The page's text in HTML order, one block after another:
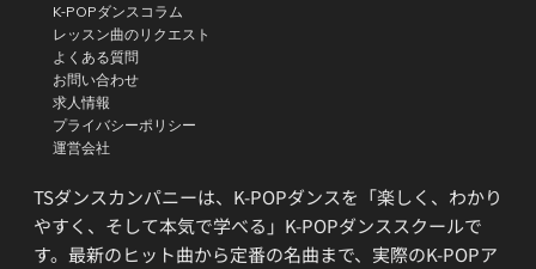
TSダンスカンパニーは、K-POPダンスを「楽しく、わかり
やすく、そして本気で学べる」K-POPダンススクールで
す。最新のヒット曲から定番の名曲まで、実際のK-POPア
K-POPダンスコラム
レッスン曲のリクエスト
よくある質問
お問い合わせ
求人情報
プライバシーポリシー
運営会社